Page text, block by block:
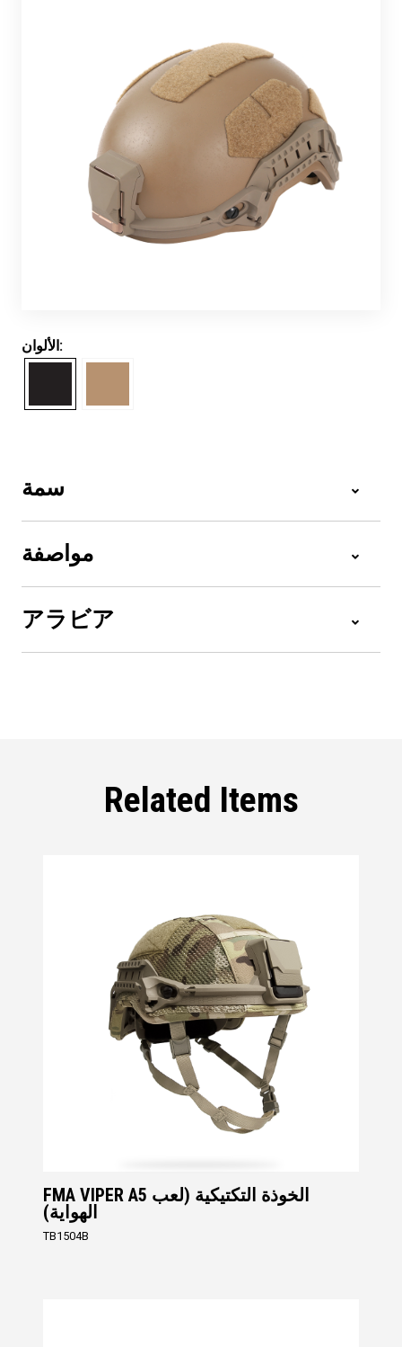
الألوان:
سمة
مواصفة
アラビア
Related Items
FMA VIPER A5 الخوذة التكتيكية (لعب
الهواية)
TB1504B